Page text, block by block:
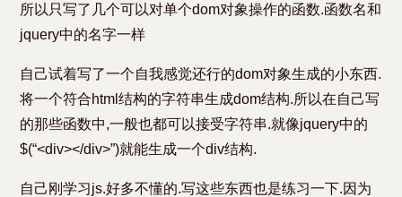
所以只写了几个可以对单个dom对象操作的函数.函数名和
jquery中的名字一样
自己试着写了一个自我感觉还行的dom对象生成的小东西.
将一个符合html结构的字符串生成dom结构.所以在自己写
的那些函数中,一般也都可以接受字符串.就像jquery中的
$(“<div></div>”)就能生成一个div结构.
自己刚学习js.好多不懂的.写这些东西也是练习一下.因为